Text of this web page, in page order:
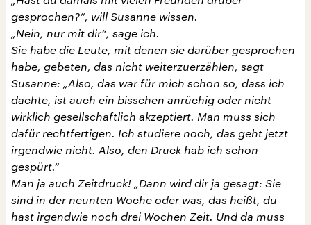
gesprochen?“, will Susanne wissen.
„Nein, nur mit dir“, sage ich.
Sie habe die Leute, mit denen sie darüber gesprochen
habe, gebeten, das nicht weiterzuerzählen, sagt
Susanne: „Also, das war für mich schon so, dass ich
dachte, ist auch ein bisschen anrüchig oder nicht
wirklich gesellschaftlich akzeptiert. Man muss sich
dafür rechtfertigen. Ich studiere noch, das geht jetzt
irgendwie nicht. Also, den Druck hab ich schon
gespürt.“
Man ja auch Zeitdruck! „Dann wird dir ja gesagt: Sie
sind in der neunten Woche oder was, das heißt, du
hast irgendwie noch drei Wochen Zeit. Und da muss